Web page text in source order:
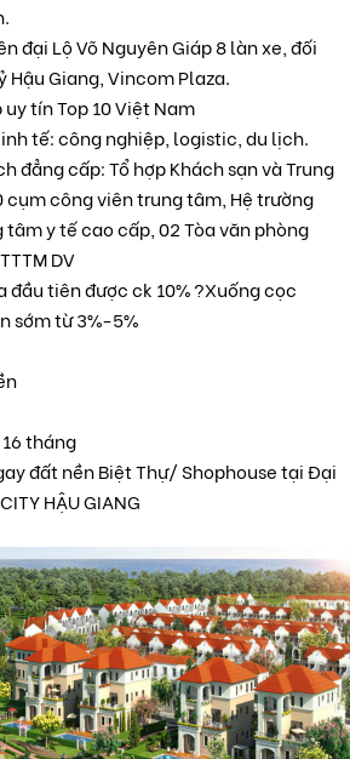
đại Lộ Võ Nguyên Giáp 8 làn xe, đối
Giang, Vincom Plaza.
tín Top 10 Việt Nam
tế: công nghiệp, logistic, du lịch.
đẳng cấp: Tổ hợp Khách sạn và Trung
cụm công viên trung tâm, Hệ trường
y tế cao cấp, 02 Tòa văn phòng
DV
đầu tiên được ck 10% ?Xuống cọc
sớm từ 3%-5%
tháng
đất nền Biệt Thự/ Shophouse tại Đại
HẬU GIANG